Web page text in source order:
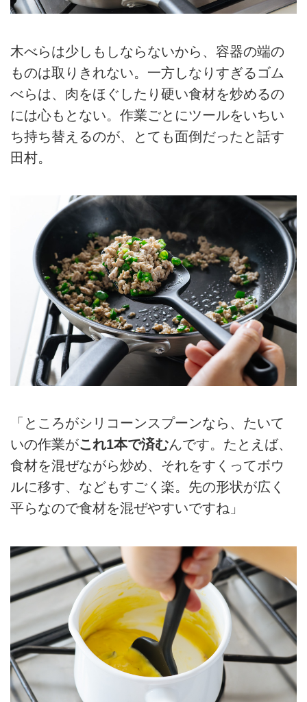
木べらは少しもしならないから、容器の端の
ものは取りきれない。一方しなりすぎるゴム
べらは、肉をほぐしたり硬い食材を炒めるの
には心もとない。作業ごとにツールをいちい
ち持ち替えるのが、とても面倒だったと話す
田村。
「ところがシリコーンスプーンなら、たいて
いの作業がこれ1本で済むんです。たとえば、
食材を混ぜながら炒め、それをすくってボウ
ルに移す、などもすごく楽。先の形状が広く
平らなので食材を混ぜやすいですね」